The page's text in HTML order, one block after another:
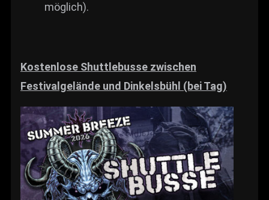
möglich).
Kostenlose Shuttlebusse zwischen
Festivalgelände und Dinkelsbühl (bei Tag)